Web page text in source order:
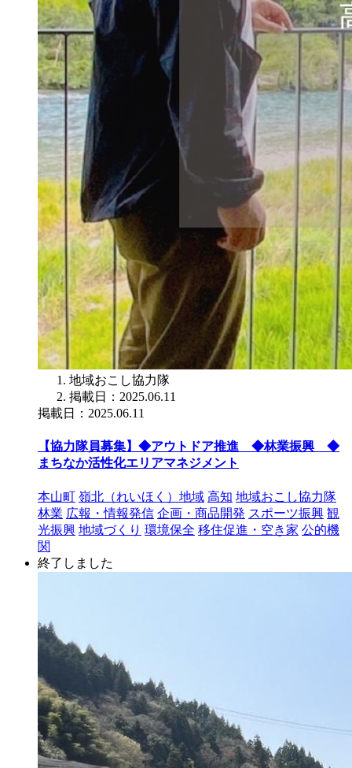
地域おこし協力隊
掲載日：2025.06.11
掲載日：2025.06.11
【協力隊員募集】◆アウトドア推進 ◆林業振興 ◆
まちなか活性化エリアマネジメント
本山町 嶺北（れいほく）地域 高知 地域おこし協力隊
林業 広報・情報発信 企画・商品開発 スポーツ振興 観
光振興 地域づくり 環境保全 移住促進・空き家 公的機
関
終了しました